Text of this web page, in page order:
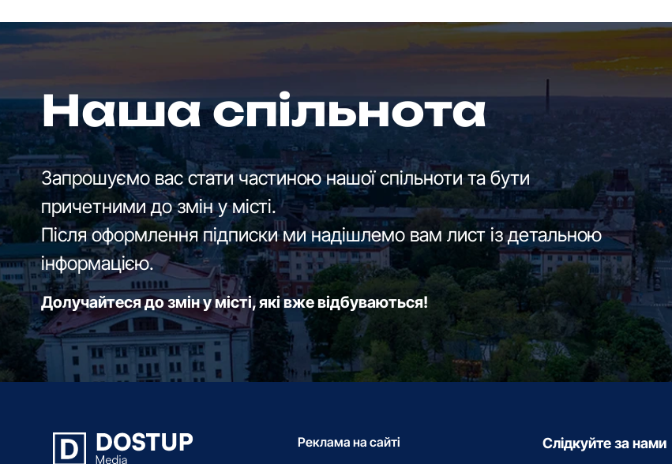
Наша спільнота
Запрошуємо вас стати частиною нашої спільноти та бути
причетними до змін у місті.
Після оформлення підписки ми надішлемо вам лист із детальною
інформацією.
Долучайтеся до змін у місті, які вже відбуваються!
Реклама на сайті Слідкуйте за нами